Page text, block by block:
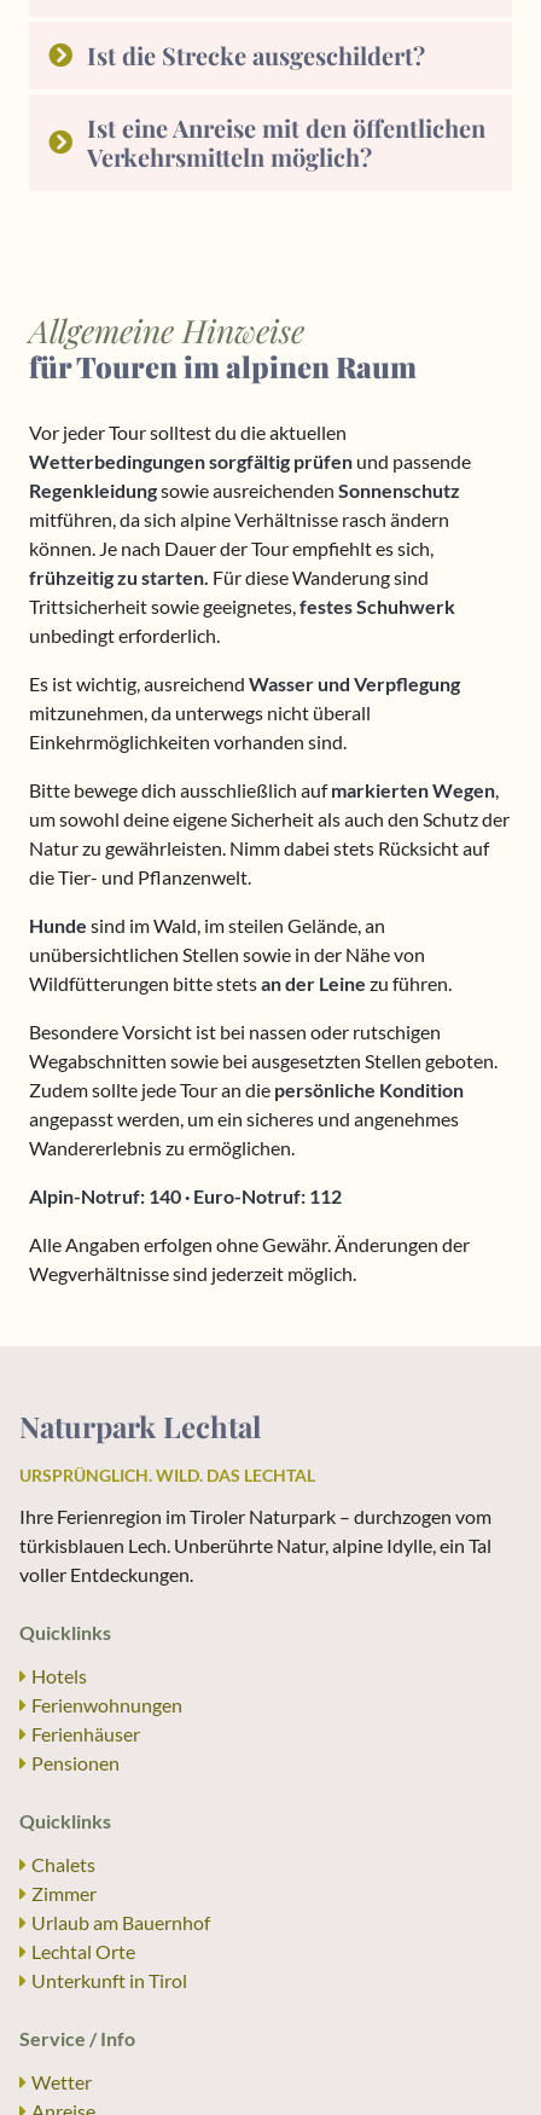
Ist die Strecke ausgeschildert?
Ist eine Anreise mit den öffentlichen
Verkehrsmitteln möglich?
Allgemeine Hinweise
für Touren im alpinen Raum
Vor jeder Tour solltest du die aktuellen
Wetterbedingungen sorgfältig prüfen und passende
Regenkleidungsowie ausreichenden Sonnenschutz
mitführen, da sich alpine Verhältnisse rasch ändern
können. Je nach Dauer der Tour empfiehlt es sich,
frühzeitig zu starten. Für diese Wanderung sind
Trittsicherheit sowie geeignetes,festes Schuhwerk
unbedingt erforderlich.
Es ist wichtig, ausreichend Wasser und Verpflegung
mitzunehmen, da unterwegs nicht überall
Einkehrmöglichkeiten vorhanden sind.
Bitte bewege dich ausschließlich aufmarkierten Wegen,
um sowohl deine eigene Sicherheit als auch den Schutz der
Natur zu gewährleisten. Nimm dabei stets Rücksicht auf
die Tier- und Pflanzenwelt.
Hunde sind im Wald, im steilen Gelände, an
unübersichtlichen Stellen sowie in der Nähe von
Wildfütterungen bitte stetsan der Leine zu führen.
Besondere Vorsicht ist bei nassen oder rutschigen
Wegabschnitten sowie bei ausgesetzten Stellen geboten.
Zudem sollte jede Tour an die persönliche Kondition
angepasst werden, um ein sicheres und angenehmes
Wandererlebnis zu ermöglichen.
Alpin-Notruf: 140 · Euro-Notruf: 112
Alle Angaben erfolgen ohne Gewähr. Änderungen der
Wegverhältnisse sind jederzeit möglich.
Naturpark Lechtal
URSPRÜNGLICH. WILD. DAS LECHTAL
Ihre Ferienregion im Tiroler Naturpark – durchzogen vom
türkisblauen Lech. Unberührte Natur, alpine Idylle, ein Tal
voller Entdeckungen.
Quicklinks
Hotels
Ferienwohnungen
Ferienhäuser
Pensionen
Quicklinks
Chalets
Zimmer
Urlaub am Bauernhof
Lechtal Orte
Unterkunft in Tirol
Service / Info
Wetter